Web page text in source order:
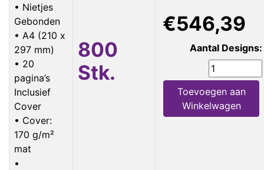
• Nietjes
Gebonden
• A4 (210 x
297 mm)
• 20
pagina’s
Inclusief
Cover
• Cover:
170 g/m²
mat
•
800
Stk.
€546,39
Aantal Designs:
Toevoegen aan
Winkelwagen